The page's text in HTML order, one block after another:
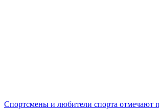
Спортсмены и любители спорта отмечают